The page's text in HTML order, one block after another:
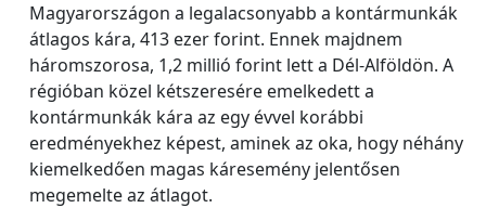
Magyarországon a legalacsonyabb a kontármunkák
átlagos kára, 413 ezer forint. Ennek majdnem
háromszorosa, 1,2 millió forint lett a Dél-Alföldön. A
régióban közel kétszeresére emelkedett a
kontármunkák kára az egy évvel korábbi
eredményekhez képest, aminek az oka, hogy néhány
kiemelkedően magas káresemény jelentősen
megemelte az átlagot.